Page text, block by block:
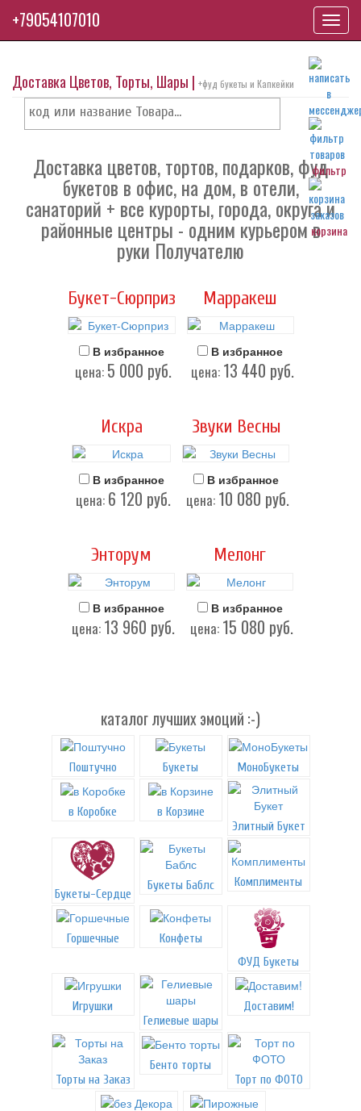
фильтр
корзина
Доставка Цветов, Торты, Шары | +фуд букеты и Капкейки
Доставка цветов, тортов, подарков, фуд
букетов в офис, на дом, в отели,
санаторий + все курорты, города, округа и
районные центры - одним курьером в
руки Получателю
Букет-Сюрприз
В избранное
цена: 5 000 руб.
Марракеш
В избранное
цена: 13 440 руб.
Искра
В избранное
цена: 6 120 руб.
Звуки Весны
В избранное
цена: 10 080 руб.
Энторум
В избранное
цена: 13 960 руб.
Мелонг
В избранное
цена: 15 080 руб.
каталог лучших эмоций :-)
Поштучно Букеты МоноБукеты
в Коробке
в Корзине
Элитный Букет
Букеты-Сердце
Букеты Баблс Комплименты
Горшечные
Конфеты
ФУД Букеты
Игрушки
Гелиевые шары
Доставим!
Торты на Заказ
Бенто торты
Торт по ФОТО
+79054107010